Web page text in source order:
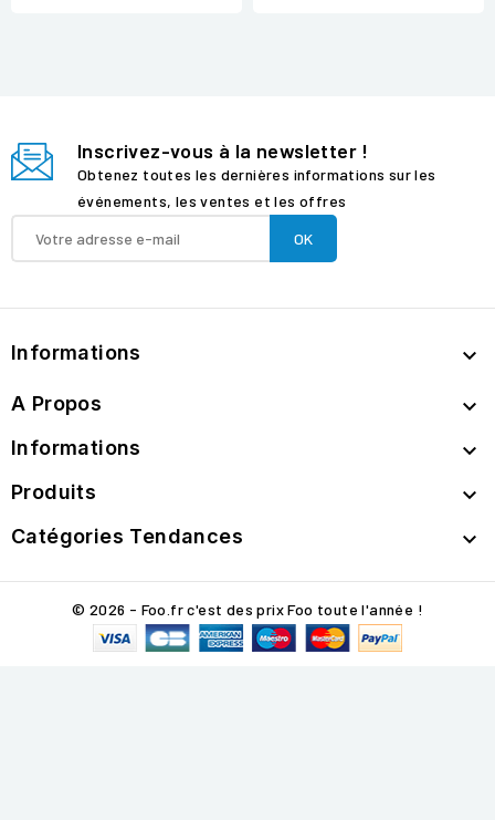
Inscrivez-vous à la newsletter !
Obtenez toutes les dernières informations sur les
événements, les ventes et les offres
Informations 
A Propos 
Informations 
Produits 
Catégories Tendances 
© 2026 - Foo.fr c'est des prix Foo toute l'année !